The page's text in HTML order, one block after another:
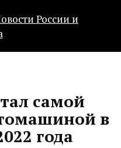
самой
в
года